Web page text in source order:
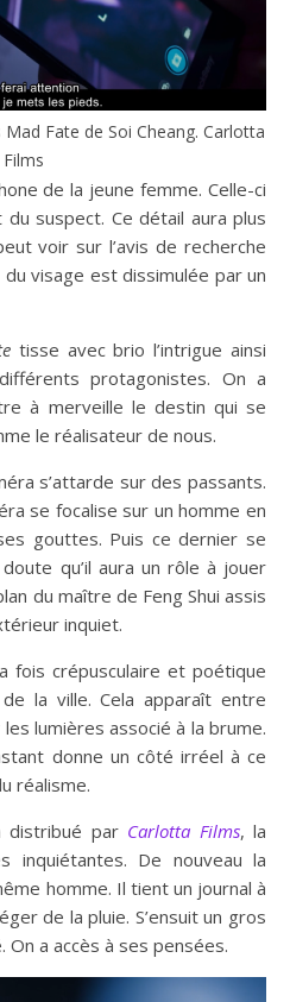
Fate de Soi Cheang. Carlotta
Films
de la jeune femme. Celle-ci
suspect. Ce détail aura plus
voir sur l’avis de recherche
visage est dissimulée par un
tisse avec brio l’intrigue ainsi
protagonistes. On a
à merveille le destin qui se
le réalisateur de nous.
s’attarde sur des passants.
se focalise sur un homme en
gouttes. Puis ce dernier se
qu’il aura un rôle à jouer
du maître de Feng Shui assis
inquiet.
fois crépusculaire et poétique
la ville. Cela apparaît entre
lumières associé à la brume.
donne un côté irréel à ce
réalisme.
distribué par Carlotta Films, la
inquiétantes. De nouveau la
homme. Il tient un journal à
de la pluie. S’ensuit un gros
a accès à ses pensées.